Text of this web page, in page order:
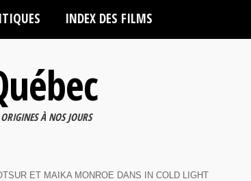
INDEX DES FILMS
À NOS JOURS
ET MAIKA MONROE DANS IN COLD LIGHT